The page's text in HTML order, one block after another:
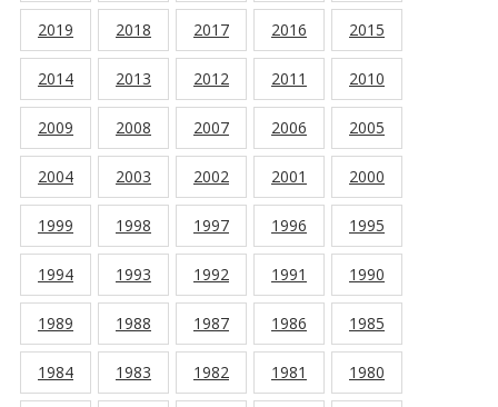
2019 2018 2017 2016 2015
2014 2013 2012 2011 2010
2009 2008 2007 2006 2005
2004 2003 2002 2001 2000
1999 1998 1997 1996 1995
1994 1993 1992 1991 1990
1989 1988 1987 1986 1985
1984 1983 1982 1981 1980